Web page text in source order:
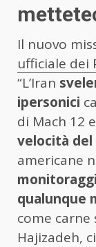
Il nuovo
ufficiale dei
“L’Iran
ipersonici
di Mach 12
velocità del
americane
qualunque
come
Hajizadeh,